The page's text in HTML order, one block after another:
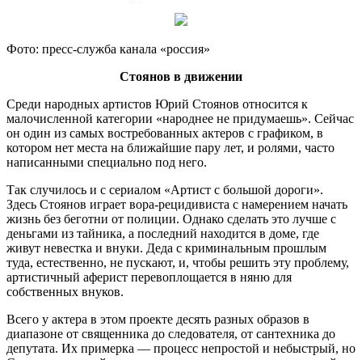
Фото: пресс-служба канала «россия»
Стоянов в движении
Среди народных артистов Юрий Стоянов относится к
малочисленной категории «народнее не придумаешь». Сейчас
он один из самых востребованных актеров с графиком, в
котором нет места на ближайшие пару лет, и ролями, часто
написанными специально под него.
Так случилось и с сериалом «Артист с большой дороги».
Здесь Стоянов играет вора-рецидивиста с намерением начать
жизнь без беготни от полиции. Однако сделать это лучше с
деньгами из тайника, а последний находится в доме, где
живут невестка и внуки. Деда с криминальным прошлым
туда, естественно, не пускают, и, чтобы решить эту проблему,
артистичный аферист перевоплощается в няню для
собственных внуков.
Всего у актера в этом проекте десять разных образов в
диапазоне от священника до следователя, от сантехника до
депутата. Их примерка — процесс непростой и небыстрый, но